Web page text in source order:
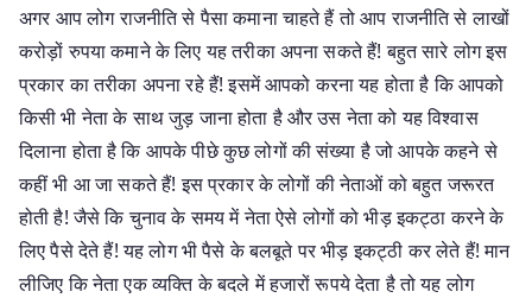
अगर आप लोग राजनीति से पैसा कमाना चाहते हैं तो आप राजनीति से लाखों
करोड़ों रुपया कमाने के लिए यह तरीका अपना सकते हैं! बहुत सारे लोग इस
प्रकार का तरीका अपना रहे हैं! इसमें आपको करना यह होता है कि आपको
किसी भी नेता के साथ जुड़ जाना होता है और उस नेता को यह विश्वास
दिलाना होता है कि आपके पीछे कुछ लोगों की संख्या है जो आपके कहने से
कहीं भी आ जा सकते हैं! इस प्रकार के लोगों की नेताओं को बहुत जरूरत
होती है! जैसे कि चुनाव के समय में नेता ऐसे लोगों को भीड़ इकट्ठा करने के
लिए पैसे देते हैं! यह लोग भी पैसे के बलबूते पर भीड़ इकट्ठी कर लेते हैं! मान
लीजिए कि नेता एक व्यक्ति के बदले में हजारों रूपये देता है तो यह लोग